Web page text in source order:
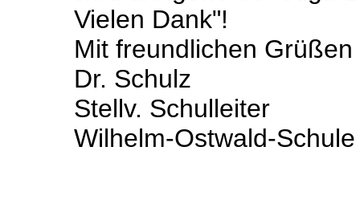
Vielen Dank"!
Mit freundlichen Grüßen
Dr. Schulz
Stellv. Schulleiter
Wilhelm-Ostwald-Schule